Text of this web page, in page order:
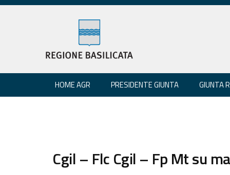
HOME AGR PRESIDENTE GIUNTA GIUNTA
Cgil – Flc Cgil – Fp Mt su